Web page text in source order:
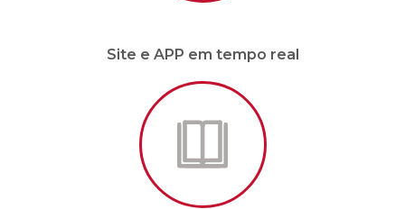
Prestação de contas mensal, com total